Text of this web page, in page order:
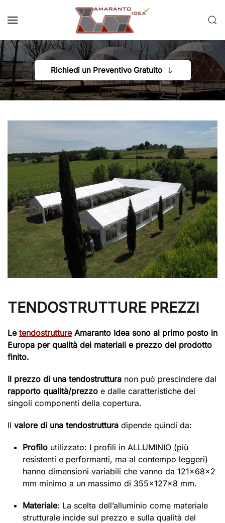
Passa al contenuto principale
Richiedi un Preventivo Gratuito
TENDOSTRUTTURE PREZZI
Le tendostruttureAmaranto Idea sono al primo posto in
Europa per qualità dei materiali e prezzo del prodotto
finito.
Il prezzo di una tendostruttura non può prescindere dal
rapporto qualità/prezzo e dalle caratteristiche dei
singoli componenti della copertura.
Il valore di una tendostruttura dipende quindi da:
Profilo utilizzato: I profili in ALLUMINIO (più
resistenti e performanti, ma al contempo leggeri)
hanno dimensioni variabili che vanno da 121x68x2
mm minimo a un massimo di 355x127x8 mm.
Materiale: La scelta dell’alluminio come materiale
strutturale incide sul prezzo e sulla qualità del